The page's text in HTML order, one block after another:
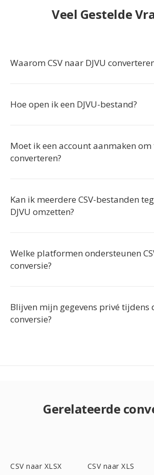
Veel Gestelde
Waarom CSV naar DJVU
Hoe open ik een DJVU-bestand?
Moet ik een account aanmaken om
converteren?
Kan ik meerdere CSV-bestanden
DJVU omzetten?
Welke platformen ondersteunen
conversie?
Blijven mijn gegevens privé tijdens
conversie?
Gerelateerde
CSV naar XLSX CSV naar XLS